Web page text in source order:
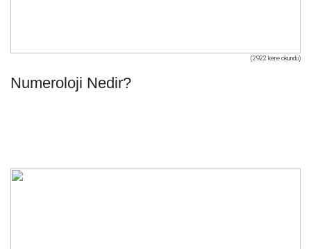
(2922 kere okundu)
Numeroloji Nedir?